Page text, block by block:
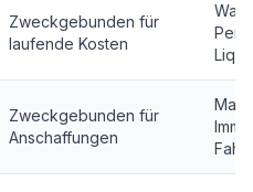
Zweckgebunden für
laufende Kosten
Zweckgebunden für
Anschaffungen